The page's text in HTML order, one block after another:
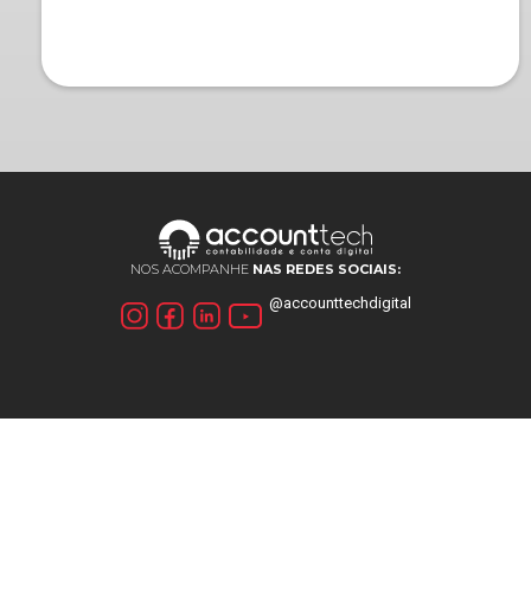
NOS ACOMPANHE NAS REDES SOCIAIS:
@accounttechdigital